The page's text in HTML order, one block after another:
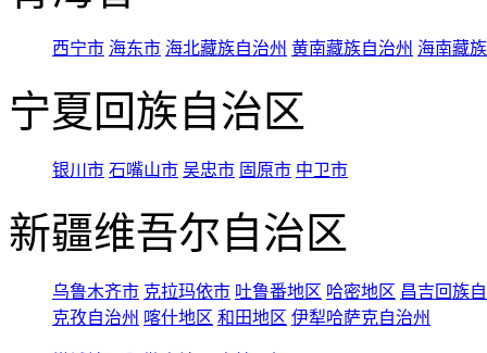
西宁市 海东市 海北藏族自治州 黄南藏族自治州 海南藏
宁夏回族自治区
银川市 石嘴山市 吴忠市 固原市 中卫市
新疆维吾尔自治区
乌鲁木齐市 克拉玛依市 吐鲁番地区 哈密地区 昌吉回族
克孜自治州 喀什地区 和田地区 伊犁哈萨克自治州